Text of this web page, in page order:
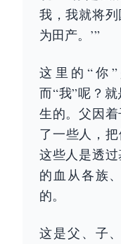
我，我就将
为田产。’”
这里的“你
而“我”呢？
生的。父因
了一些人，把
这些人是透
的血从各族
的。
这是父、子